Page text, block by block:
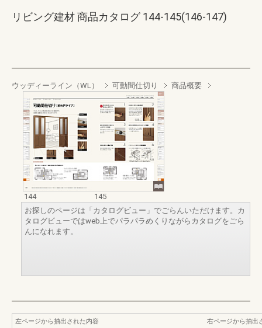
リビング建材 商品カタログ 144-145(146-147)
ウッディーライン（WL） 可動間仕切り 商品概要
144
145
お探しのページは「カタログビュー」でごらんいただけます。カ
タログビューではweb上でパラパラめくりながらカタログをごら
んになれます。
左ページから抽出された内容
右ページから抽出